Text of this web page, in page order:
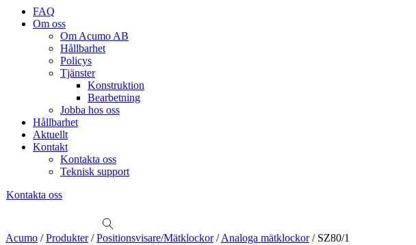
FAQ
Om oss
Om Acumo AB
Hållbarhet
Policys
Tjänster
Konstruktion
Bearbetning
Jobba hos oss
Hållbarhet
Aktuellt
Kontakt
Kontakta oss
Teknisk support
Kontakta oss
Se alla kategorier Se alla produkter
Se alla leverantörer
Acumo /Produkter/Positionsvisare/Mätklockor/Analoga mätklockor/ SZ80/1